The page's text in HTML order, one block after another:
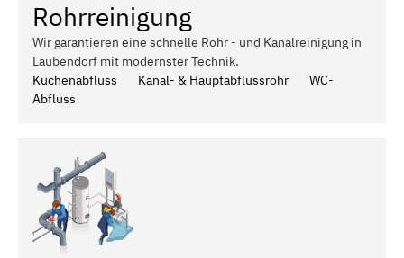
Rohrreinigung
Wir garantieren eine schnelle Rohr - und Kanalreinigung in
Laubendorf mit modernster Technik.
Küchenabfluss
Kanal- & Hauptabflussrohr
WC-
Abfluss